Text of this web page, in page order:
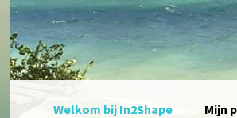
Welkom bij In2Shape Mijn